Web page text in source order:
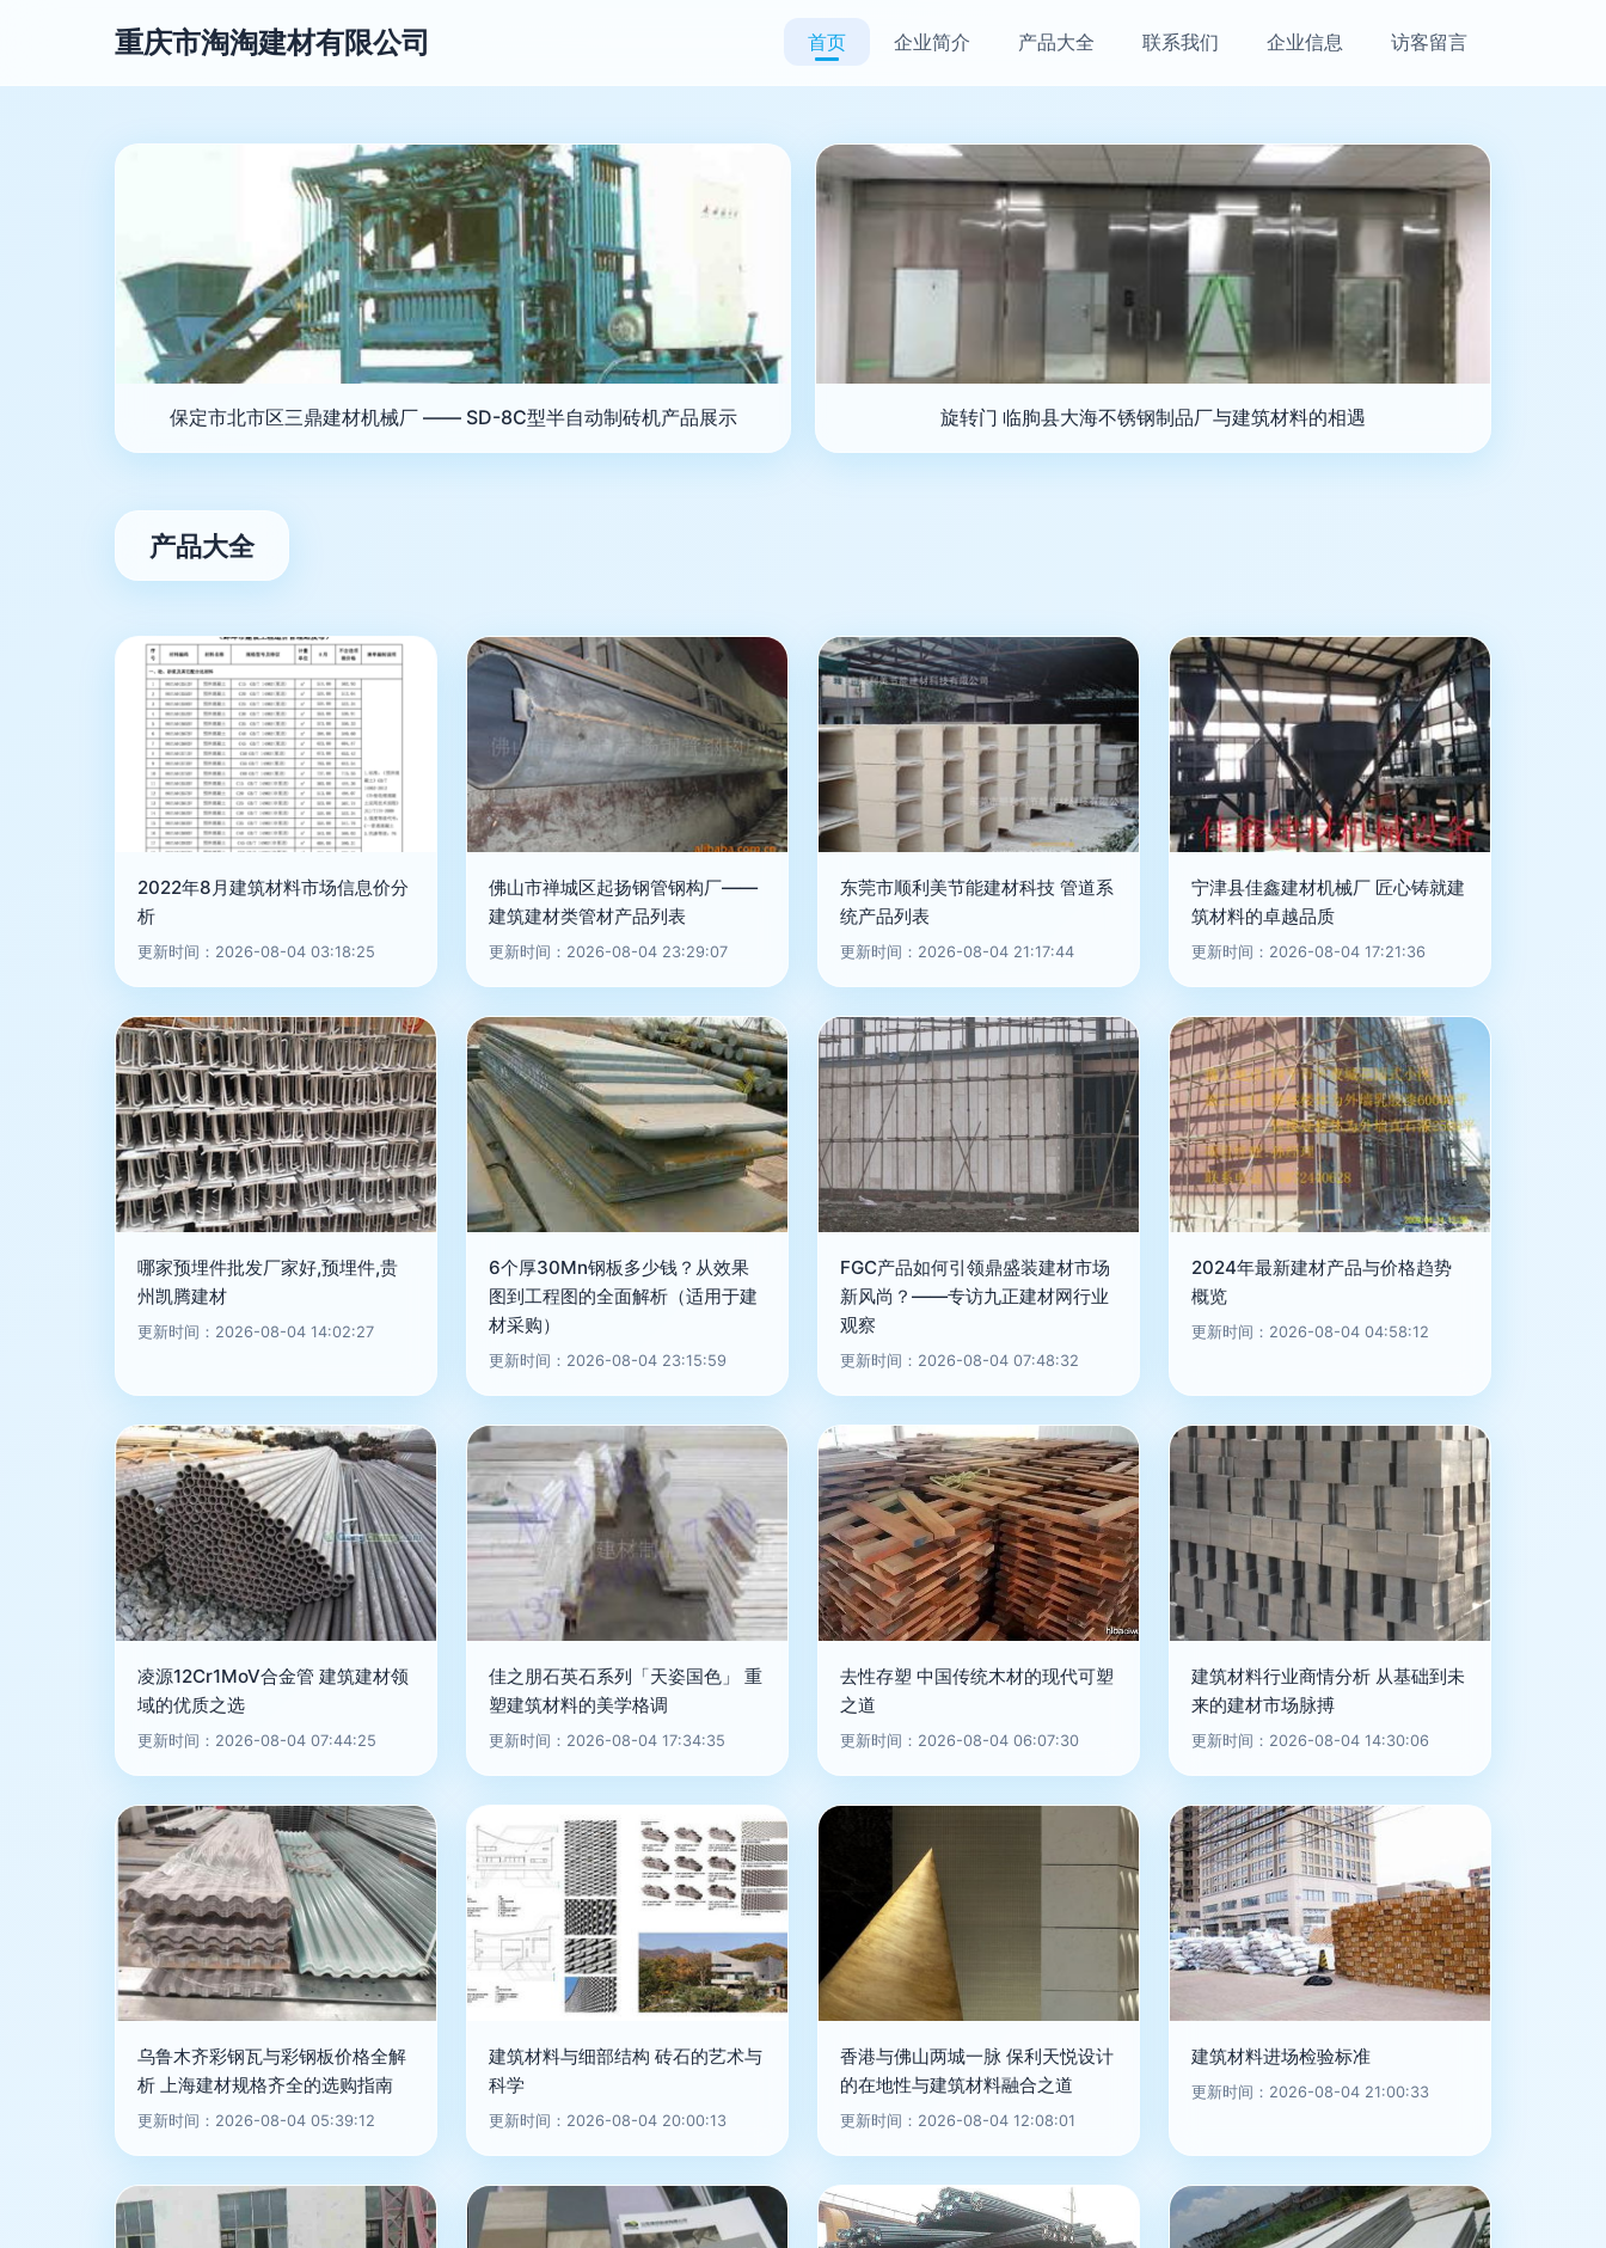
重庆市淘淘建材有限公司 首页 企业简介 产品大全 联系我们 企业信息 访客留言
保定市北市区三鼎建材机械厂 —— SD-8C型半自动制砖机产品展示 旋转门 临朐县大海不锈钢制品厂与建筑材料的相遇
产品大全
2022年8月建筑材料市场信息价分
析
更新时间：2026-08-04 03:18:25
佛山市禅城区起扬钢管钢构厂——
建筑建材类管材产品列表
更新时间：2026-08-04 23:29:07
东莞市顺利美节能建材科技 管道系
统产品列表
更新时间：2026-08-04 21:17:44
宁津县佳鑫建材机械厂 匠心铸就建
筑材料的卓越品质
更新时间：2026-08-04 17:21:36
哪家预埋件批发厂家好,预埋件,贵
州凯腾建材
更新时间：2026-08-04 14:02:27
6个厚30Mn钢板多少钱？从效果
图到工程图的全面解析（适用于建
材采购）
更新时间：2026-08-04 23:15:59
FGC产品如何引领鼎盛装建材市场
新风尚？——专访九正建材网行业
观察
更新时间：2026-08-04 07:48:32
2024年最新建材产品与价格趋势
概览
更新时间：2026-08-04 04:58:12
凌源12Cr1MoV合金管 建筑建材领
域的优质之选
更新时间：2026-08-04 07:44:25
佳之朋石英石系列「天姿国色」 重
塑建筑材料的美学格调
更新时间：2026-08-04 17:34:35
去性存塑 中国传统木材的现代可塑
之道
更新时间：2026-08-04 06:07:30
建筑材料行业商情分析 从基础到未
来的建材市场脉搏
更新时间：2026-08-04 14:30:06
乌鲁木齐彩钢瓦与彩钢板价格全解
析 上海建材规格齐全的选购指南
更新时间：2026-08-04 05:39:12
建筑材料与细部结构 砖石的艺术与
科学
更新时间：2026-08-04 20:00:13
香港与佛山两城一脉 保利天悦设计
的在地性与建筑材料融合之道
更新时间：2026-08-04 12:08:01
建筑材料进场检验标准
更新时间：2026-08-04 21:00:33